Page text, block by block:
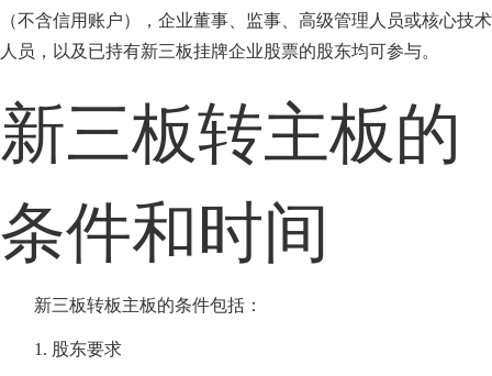
（不含信用账户），企业董事、监事、高级管理人员或核心技术
人员，以及已持有新三板挂牌企业股票的股东均可参与。
新三板转主板的
条件和时间
新三板转板主板的条件包括：
1. 股东要求